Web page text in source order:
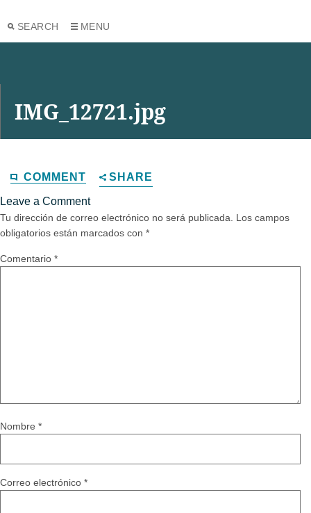
SEARCH MENU
IMG_12721.jpg
COMMENT SHARE
Leave a Comment
Tu dirección de correo electrónico no será publicada.
Los campos
obligatorios están marcados con *
Comentario *
Nombre *
Correo electrónico *